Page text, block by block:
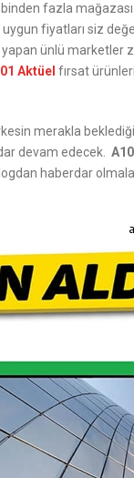
fazla
fiyatları siz
ünlü marketler
Aktüel fırsat
merakla beklediği
devam edecek.
haberdar